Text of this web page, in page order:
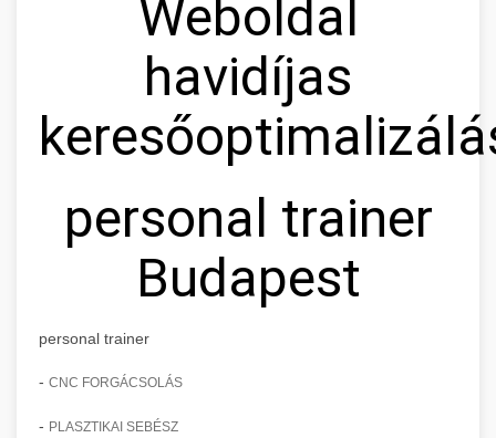
Weboldal
havidíjas
personal trainer
Budapest
personal trainer
- CNC FORGÁCSOLÁS
- PLASZTIKAI SEBÉSZ